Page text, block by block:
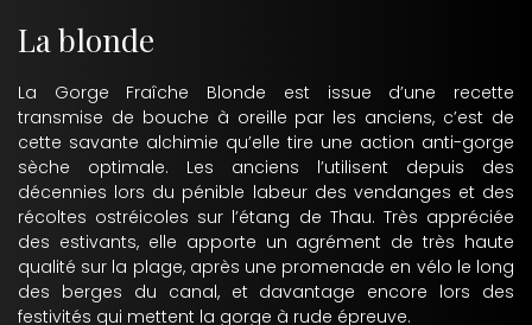
La blonde
La Gorge Fraîche Blonde est issue d’une recette
transmise de bouche à oreille par les anciens, c’est de
cette savante alchimie qu’elle tire une action anti-gorge
sèche optimale. Les anciens l’utilisent depuis des
décennies lors du pénible labeur des vendanges et des
récoltes ostréicoles sur l’étang de Thau. Très appréciée
des estivants, elle apporte un agrément de très haute
qualité sur la plage, après une promenade en vélo le long
des berges du canal, et davantage encore lors des
festivités qui mettent la gorge à rude épreuve.